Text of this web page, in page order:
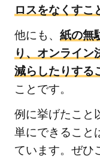
んな
して
クリ
ーン
に
2.7.1
「エ
ルギ
ロスをなくすこ
他にも、 紙の無
り、オンライン
減らしたりする
ことです。
例に挙げたこと
単にできること
ています。ぜひ